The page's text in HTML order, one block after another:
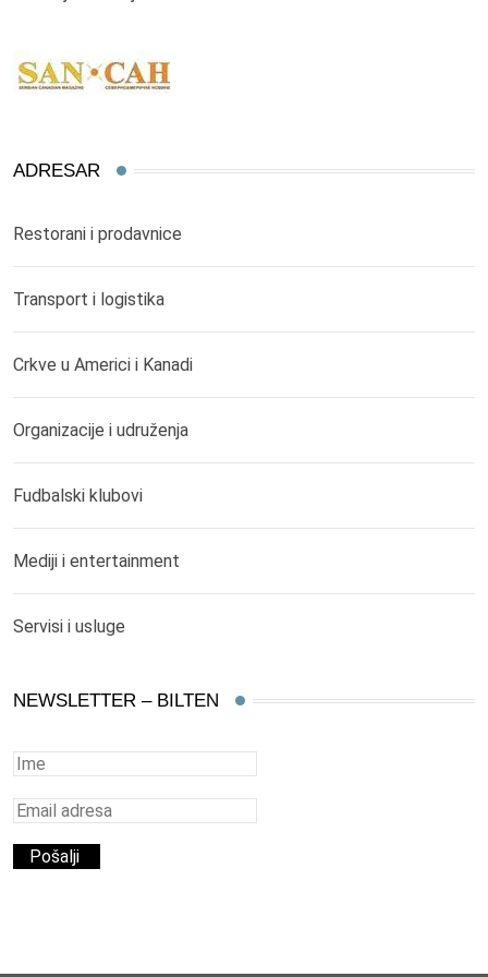
ADRESAR
Restorani i prodavnice
Transport i logistika
Crkve u Americi i Kanadi
Organizacije i udruženja
Fudbalski klubovi
Mediji i entertainment
Servisi i usluge
NEWSLETTER – BILTEN